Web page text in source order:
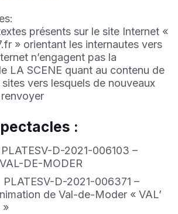
présents sur le site Internet «
» orientant les internautes vers
n’engagent pas la
LA SCENE quant au contenu de
vers lesquels de nouveaux
:
D-2021-006103 –
DE-MODER
PLATESV-D-2021-006371 –
de Val-de-Moder « VAL’
»